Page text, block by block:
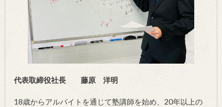
代表取締役社長 藤原 洋明
18歳からアルバイトを通じて塾講師を始め、20年以上の